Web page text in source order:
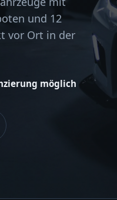
und 12
vor Ort in der
möglich